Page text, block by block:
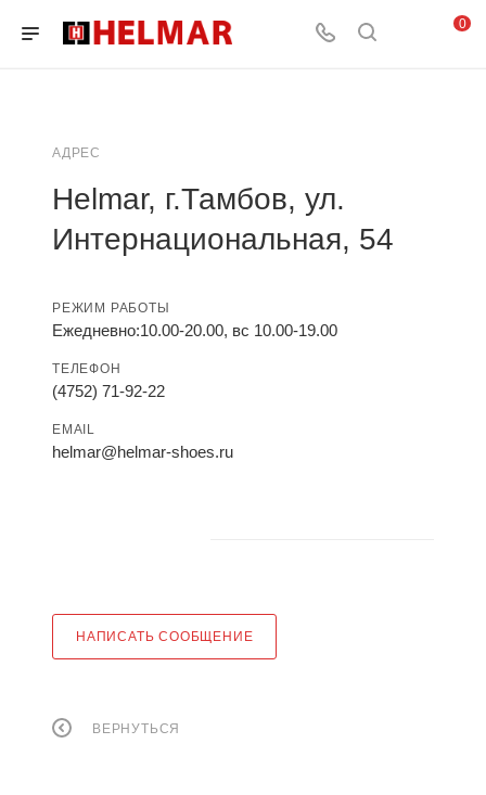
0
АДРЕС
Helmar, г.Тамбов, ул.
Интернациональная, 54
РЕЖИМ РАБОТЫ
Ежедневно:10.00-20.00, вс 10.00-19.00
ТЕЛЕФОН
(4752) 71-92-22
EMAIL
helmar@helmar-shoes.ru
НАПИСАТЬ СООБЩЕНИЕ
ВЕРНУТЬСЯ